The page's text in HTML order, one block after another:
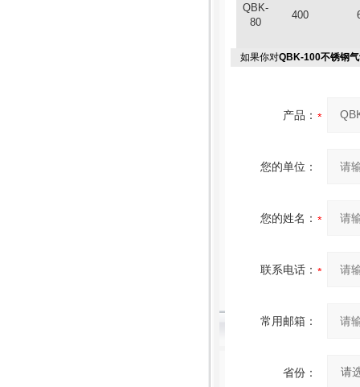
QBK-
80
400
如果你对QBK-100不锈钢
产品：
您的单位：
您的姓名：
联系电话：
常用邮箱：
省份：